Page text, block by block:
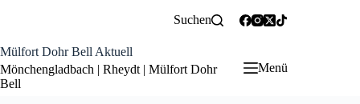
Suchen
Mülfort Dohr Bell Aktuell
Mönchengladbach | Rheydt | Mülfort Dohr
Bell
Menü